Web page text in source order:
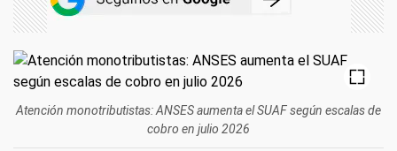
Atención monotributistas: ANSES aumenta el SUAF según escalas de
cobro en julio 2026